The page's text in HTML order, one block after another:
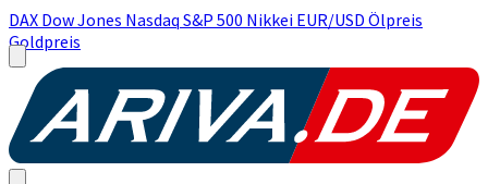
DAX Dow Jones Nasdaq S&P 500 Nikkei EUR/USD Ölpreis
Goldpreis